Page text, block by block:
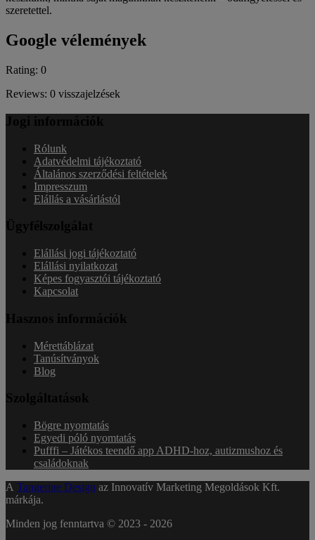
szeretettel.
Google vélemények
Rating: 0
Reviews: 0 visszajelzések
Jogi információk
Rólunk
Adatvédelmi tájékoztató
Általános szerződési feltételek
Impresszum
Elállás a vásárlástól
Ügyfélszolgálat
Elállási jogi tájékoztató
Elállási nyilatkozat
Képes fogyasztói tájékoztató
Kapcsolat
Hasznos információk
Mérettáblázat
Tanúsítványok
Blog
Szolgáltatások
Bögre nyomtatás
Egyedi póló nyomtatás
Pufffi – Játékos teendő app ADHD-hoz, autizmushoz és
családoknak
A Tangerine Design az Innovatív Marketing Megoldások Kft.
márkája.
Minden jog fenntartva © 2023 - 2026